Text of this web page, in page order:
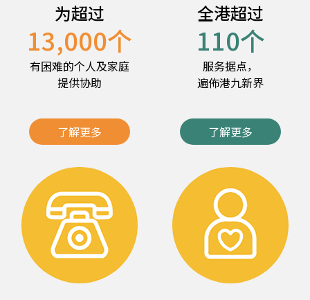
为超过
13,000个
有困难的个人及家庭
提供协助
了解更多
全港超过
110个
服务据点，
遍佈港九新界
了解更多